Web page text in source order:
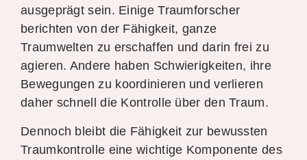
ausgeprägt sein. Einige Traumforscher
berichten von der Fähigkeit, ganze
Traumwelten zu erschaffen und darin frei zu
agieren. Andere haben Schwierigkeiten, ihre
Bewegungen zu koordinieren und verlieren
daher schnell die Kontrolle über den Traum.
Dennoch bleibt die Fähigkeit zur bewussten
Traumkontrolle eine wichtige Komponente des